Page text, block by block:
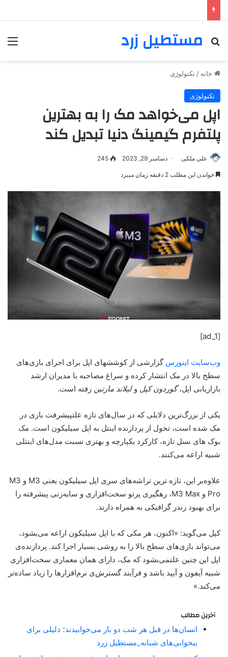
مستطیل زرد
خانه / تکنولوژی
تکنولوژی
اپل می‌خواهد مک‌ را به بهترین
پلتفرم گیمینگ دنیا تبدیل کند
علی ملکی دسامبر 29, 2023 245
خواندن این مطلب 2 دقیقه زمان میبرد
[ad_1]
وب‌سایت اینورس گزارشی از کوششهای اپل برای اجرای بازی‌های
سطح بالا در مک انتشار کرده و سراغ مصاحبه با مدیران ارشد
بازاریابی اپل،گوردون کپل ولیلاند مارتین رفته است.
یکی از بزرگ‌‌ترین دلایلی که در سال‌های تازه علتپیشرفت بازی در
مک شده است، تحول از پردازنده‌ اینتل به اپل سیلیکون است. مک
بوک های نسل تازه، کارکرد یکپارچه و بهتری نسبت مدل‌های اینتلی
شبیه اراعه می‌کنند.
علاوه‌بر‌ این، تازه ترین تراشه‌های سری اپل سیلیکون یعنی M3 و M3
Pro و M3 Max، رهگیری پرتو سخت‌افزاری و سایه‌زنی پیشرفته را
برای بهبود رندر گرافیکی به همراه دارند.
کپل می‌گوید: «اکنون، هر مکی که با اپل سیلیکون اراعه می‌بشود،
می‌تواند بازی‌های سطح بالا را به روشی بسیار اجرا کند. پردازنده‌ی
اپل این چنین علتمی‌بشود که مک، دارای همان معماری سخت‌افزاری
شبیه آیفون و آ‌یپد باشد و فرآیند گسترش‌ی نرم‌افزارها را زیاد ساده‌تر
می‌کند.»
آخرین مطالب
انسان‌ها در قبل هر شب دو بار می‌خوابیدند؛ دلیلی برای
بیخوابی‌های شبانه_مستطیل زرد